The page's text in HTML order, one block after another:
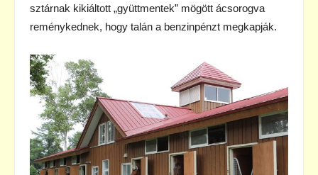
sztárnak kikiáltott „gyüttmentek” mögött ácsorogva
reménykednek, hogy talán a benzinpénzt megkapják.